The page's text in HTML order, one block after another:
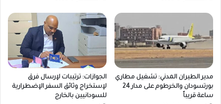
مدير الطيران المدني: تشغيل مطاري
بورتسودان والخرطوم على مدار 24
ساعة قريباً
الجوازات: ترتيبات لإرسال فرق
لإستخراج وثائق السفر الإضطرارية
للسودانيين بالخارج